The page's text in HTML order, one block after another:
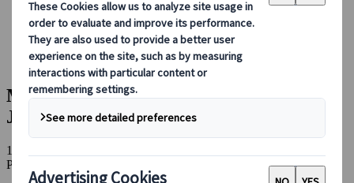
Japanspecialist
Perspectivas culturales
Mejores lugares del Estudio Ghibli en Japón
Mejores lugares del Estudio Ghibli en
Japón
16 sep 2025
Perspectivas culturales